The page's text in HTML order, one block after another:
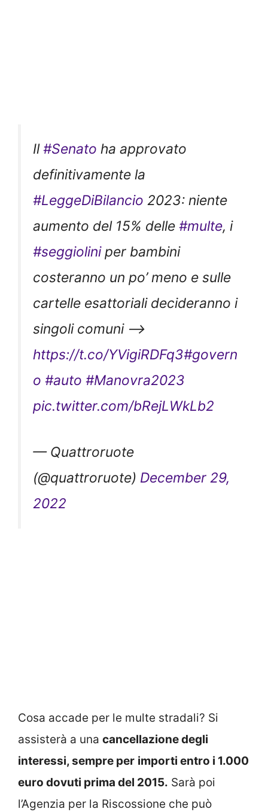
Il#Senato ha approvato
definitivamente la
#LeggeDiBilancio 2023: niente
aumento del 15% delle #multe, i
#seggioliniper bambini
costeranno un po’ meno e sulle
cartelle esattoriali decideranno i
singoli comuni –>
https://t.co/YVigiRDFq3#govern
o #auto #Manovra2023
pic.twitter.com/bRejLWkLb2
— Quattroruote
(@quattroruote) December 29,
2022
Cosa accade per le multe stradali? Si
assisterà a una cancellazione degli
interessi, sempre per importi entro i 1.000
euro dovuti prima del 2015. Sarà poi
l’Agenzia per la Riscossione che può